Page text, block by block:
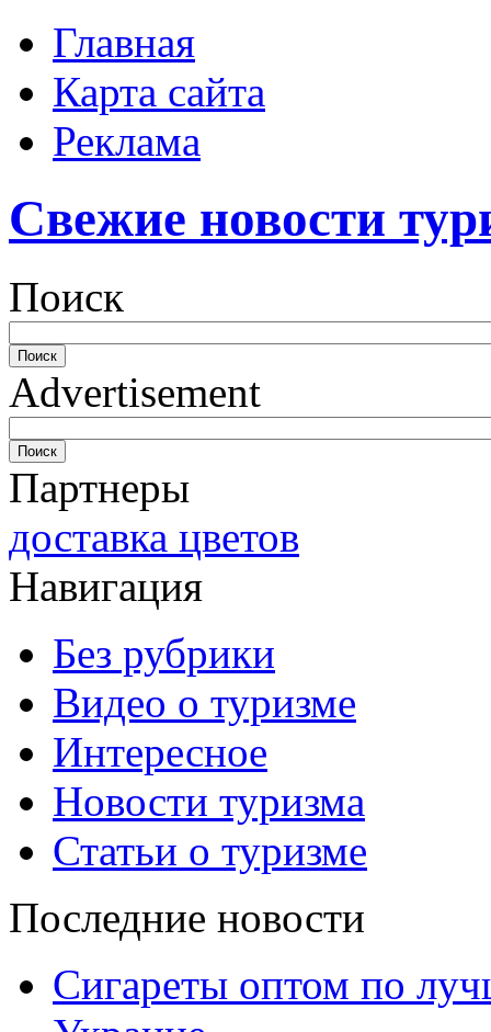
Главная
Карта сайта
Реклама
Свежие новости
Поиск
Advertisement
Партнеры
доставка цветов
Навигация
Без рубрики
Видео о туризме
Интересное
Новости туризма
Статьи о туризме
Последние новости
Сигареты оптом по